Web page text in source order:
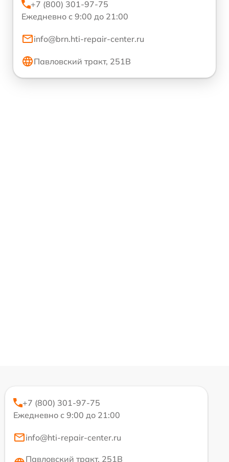
+7 (800) 301-97-75
Ежедневно с 9:00 до 21:00
info@brn.hti-repair-center.ru
Павловский тракт, 251В
+7 (800) 301-97-75
Ежедневно с 9:00 до 21:00
info@hti-repair-center.ru
Павловский тракт, 251В